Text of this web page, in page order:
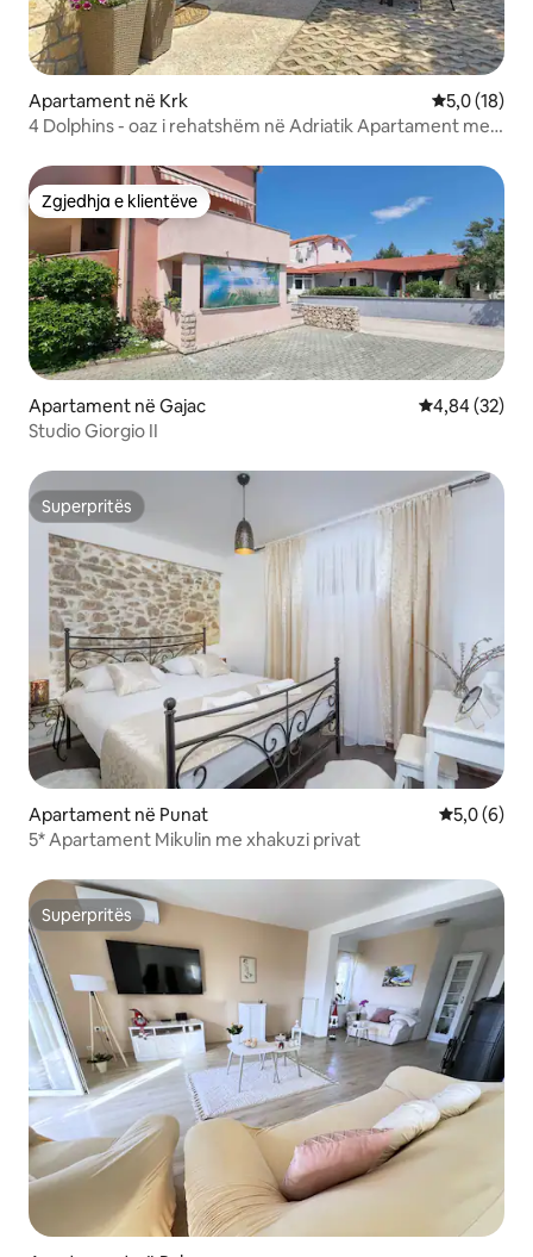
Apartament në Krk Vlerësimi
5,0 (18)
4 Dolphins - oaz i rehatshëm në Adriatik Apartament me 2
Zgjedhja e klientëve
Zgjedhja e klientëve
Apartament në Gajac Vlerësimi
4,84 (32)
Studio Giorgio II
Superpritës
Superpritës
Apartament në Punat Vlerësimi
5,0 (6)
5* Apartament Mikulin me xhakuzi privat
Superpritës
Superpritës